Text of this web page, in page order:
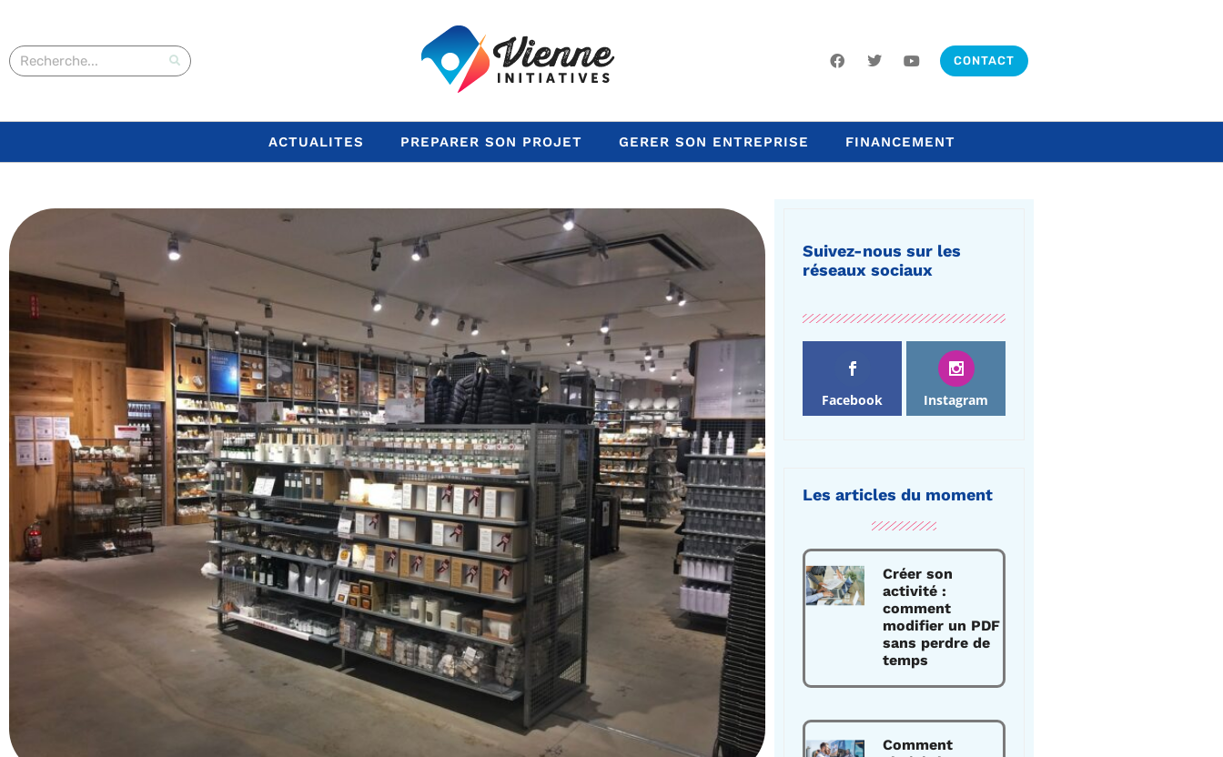
CONTACT
ACTUALITES PREPARER SON PROJET GERER SON ENTREPRISE FINANCEMENT
Suivez-nous sur les
réseaux sociaux
Facebook Instagram
Les articles du moment
Créer son
activité :
comment
modifier un PDF
sans perdre de
temps
Comment